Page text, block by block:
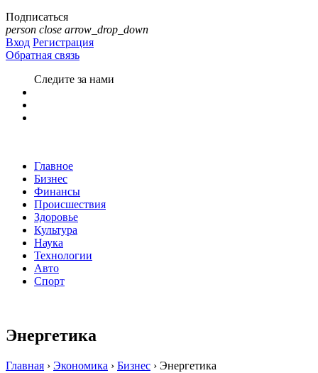
Подписаться
person close arrow_drop_down
Вход Регистрация
Обратная связь
Следите за нами
Главное
Бизнес
Финансы
Происшествия
Здоровье
Культура
Наука
Технологии
Авто
Спорт
Энергетика
Главная › Экономика › Бизнес › Энергетика